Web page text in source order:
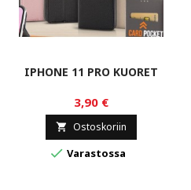
IPHONE 11 PRO KUORET
3,90 €
 Ostoskoriin
 Varastossa